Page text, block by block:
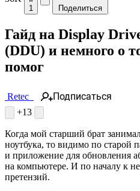
1 Поделиться
Гайд на Display
(DDU) и немного о
помог
Retec_ Подписаться
+13
Когда мой старший брат
ноутбука, то видимо по старой
и приложение для обновления
на компьютере. И по началу к
претензий.